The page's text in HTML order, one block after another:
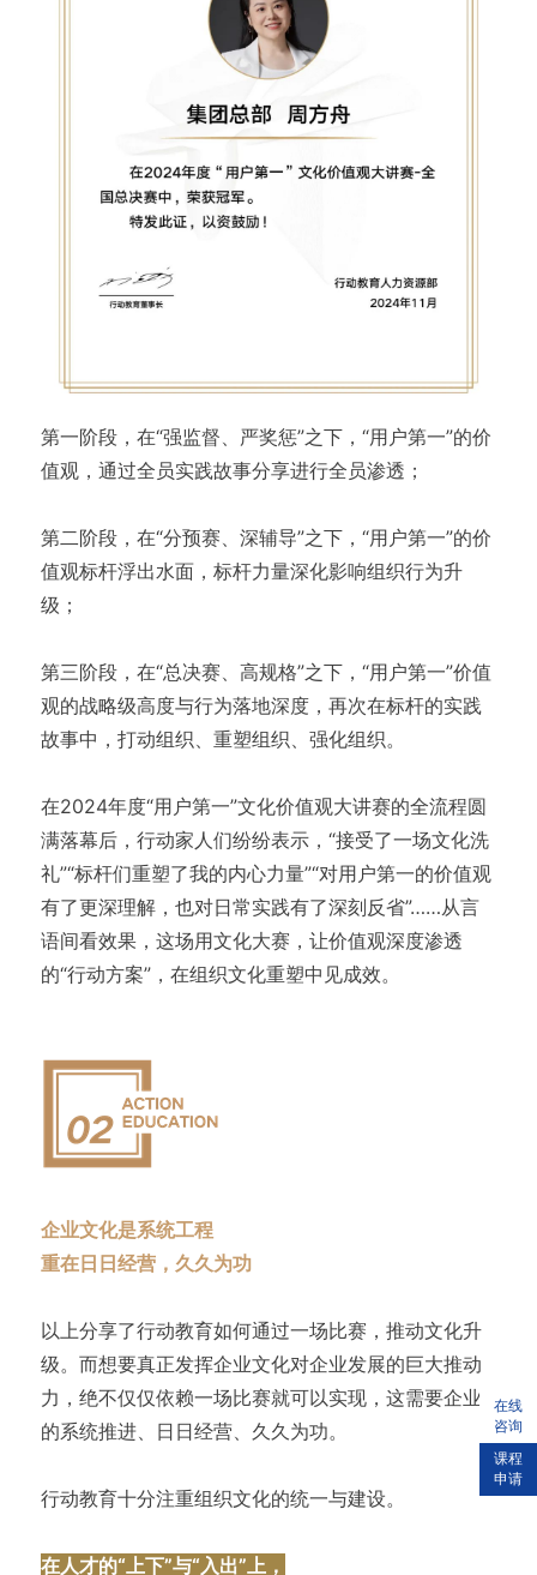
第一阶段，在“强监督、严奖惩”之下，“用户第一”的价
值观，通过全员实践故事分享进行全员渗透；
第二阶段，在“分预赛、深辅导”之下，“用户第一”的价
值观标杆浮出水面，标杆力量深化影响组织行为升
级；
第三阶段，在“总决赛、高规格”之下，“用户第一”价值
观的战略级高度与行为落地深度，再次在标杆的实践
故事中，打动组织、重塑组织、强化组织。
在2024年度“用户第一”文化价值观大讲赛的全流程圆
满落幕后，行动家人们纷纷表示，“接受了一场文化洗
礼”“标杆们重塑了我的内心力量”“对用户第一的价值观
有了更深理解，也对日常实践有了深刻反省”……从言
语间看效果，这场用文化大赛，让价值观深度渗透
的“行动方案”，在组织文化重塑中见成效。
企业文化是系统工程
重在日日经营，久久为功
以上分享了行动教育如何通过一场比赛，推动文化升
级。而想要真正发挥企业文化对企业发展的巨大推动
力，绝不仅仅依赖一场比赛就可以实现，这需要企业
的系统推进、日日经营、久久为功。
行动教育十分注重组织文化的统一与建设。
在人才的“上下”与“入出”上，
在线
咨询
课程
申请